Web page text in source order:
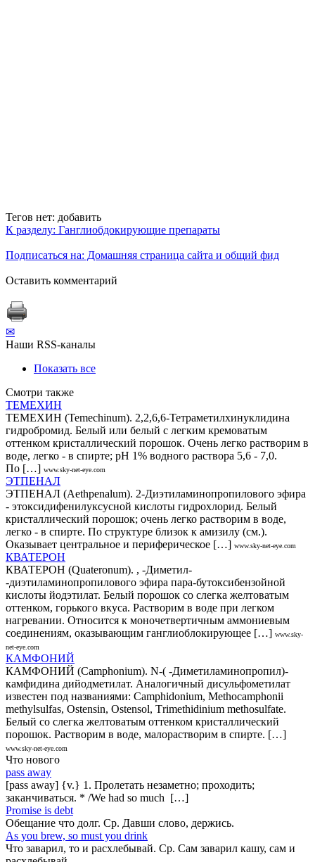
Тегов нет: добавить
К разделу: Ганглиобдокирующие препараты
Подписаться на: Домашняя страница сайта и общий фид
Оставить комментарий
✉
Наши RSS-каналы
Показать все
Смотри также
ТЕМЕХИН
ТЕМЕХИН (Теmechinum). 2,2,6,6-Тетраметилхинуклидина
гидробромид. Белый или белый с легким кремоватым
оттенком кристаллический порошок. Очень легко растворим в
воде, легко - в спирте; рН 1% водного раствора 5,6 - 7,0.
По […] www.sky-net-eye.com
ЭТПЕНАЛ
ЭТПЕНАЛ (Аеthpenalum). 2-Диэтиламинопропилового эфира
- этоксидифенилуксусной кислоты гидрохлорид. Белый
кристаллический порошок; очень легко растворим в воде,
легко - в спирте. По структуре близок к амизилу (см.).
Оказывает центральное и периферическое […] www.sky-net-eye.com
КВАТЕРОН
КВАТЕРОН (Quateronum). , -Диметил-
-диэтиламинопропилового эфира пара-бутоксибензойной
кислоты йодэтилат. Белый порошок со слегка желтоватым
оттенком, горького вкуса. Растворим в воде при легком
нагревании. Относится к моночетвертичным аммониевым
соединениям, оказывающим ганглиоблокирующее […] www.sky-
net-eye.com
КАМФОНИЙ
КАМФОНИЙ (Саmphonium). N-( -Диметиламинопропил)-
камфидина дийодметилат. Аналогичный дисульфометилат
известен под названиями: Саmphidonium, Меthocamphonii
methylsulfas, Оstensin, Оstensol, Тrimethidinium methosulfate.
Белый со слегка желтоватым оттенком кристаллический
порошок. Растворим в воде, малорастворим в спирте. […]
www.sky-net-eye.com
Что нового
pass away
[pass away] {v.} 1. Пролетать незаметно; проходить;
заканчиваться. * /We had so much […]
Promise is debt
Обещание что долг. Ср. Давши слово, держись.
As you brew, so must you drink
Что заварил, то и расхлебывай. Ср. Сам заварил кашу, сам и